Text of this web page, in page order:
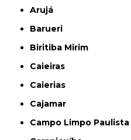
Arujá
Barueri
Biritiba Mirim
Caieiras
Caierias
Cajamar
Campo Limpo Paulista